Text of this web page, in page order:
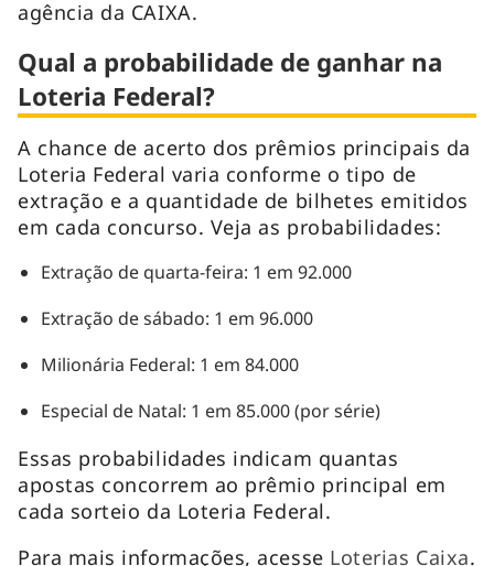
agência da CAIXA.
Qual a probabilidade de ganhar na
Loteria Federal?
A chance de acerto dos prêmios principais da
Loteria Federal varia conforme o tipo de
extração e a quantidade de bilhetes emitidos
em cada concurso. Veja as probabilidades:
Extração de quarta-feira: 1 em 92.000
Extração de sábado: 1 em 96.000
Milionária Federal: 1 em 84.000
Especial de Natal: 1 em 85.000 (por série)
Essas probabilidades indicam quantas
apostas concorrem ao prêmio principal em
cada sorteio da Loteria Federal.
Para mais informações, acesse Loterias Caixa.